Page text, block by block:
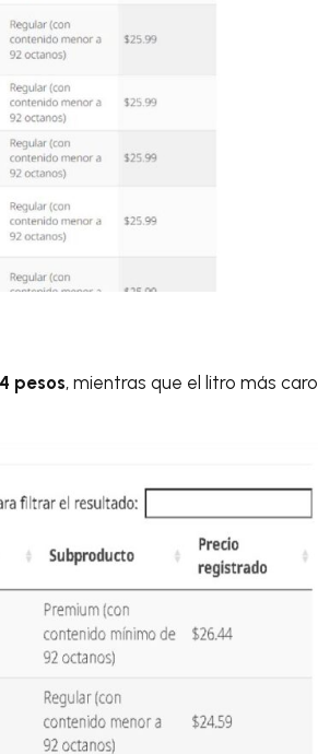
pesos, mientras que el litro más caro